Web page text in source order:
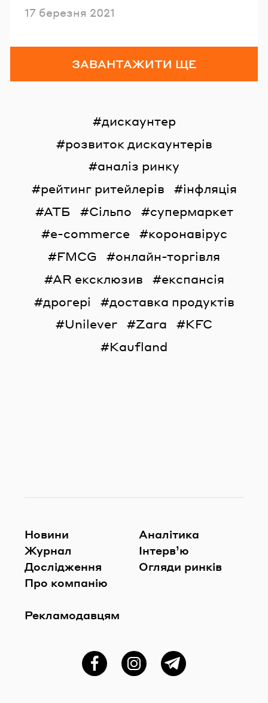
Опубліковано
17 березня 2021
ЗАВАНТАЖИТИ ЩЕ
дискаунтер
розвиток дискаунтерів
аналіз ринку
рейтинг ритейлерів
інфляція
АТБ
Сільпо
супермаркет
e-commerce
коронавірус
FMCG
онлайн-торгівля
AR ексклюзив
експансія
дрогері
доставка продуктів
Unilever
Zara
KFC
Kaufland
Новини
Журнал
Дослідження
Про компанію
Рекламодавцям
Аналітика
Інтерв’ю
Огляди ринків
ФейсбукInstagramTelegram